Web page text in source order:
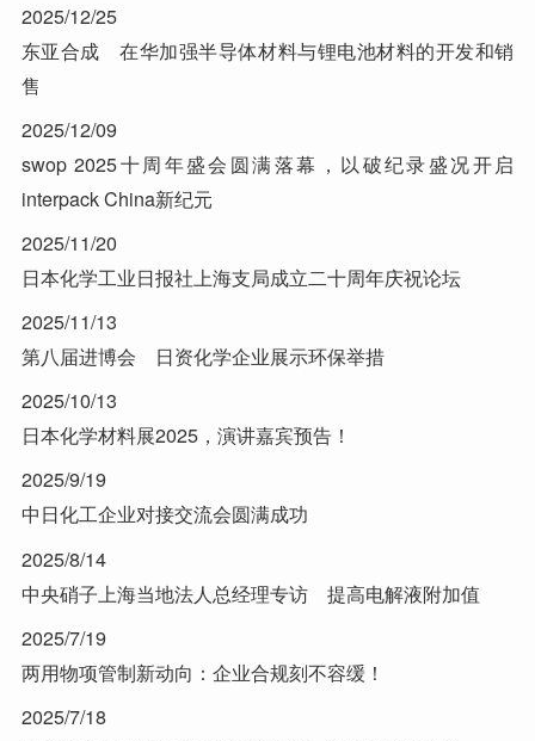
2025/12/25
东亚合成 在华加强半导体材料与锂电池材料的开发和销
售
2025/12/09
swop 2025十周年盛会圆满落幕，以破纪录盛况开启
interpack China新纪元
2025/11/20
日本化学工业日报社上海支局成立二十周年庆祝论坛
2025/11/13
第八届进博会 日资化学企业展示环保举措
2025/10/13
日本化学材料展2025，演讲嘉宾预告！
2025/9/19
中日化工企业对接交流会圆满成功
2025/8/14
中央硝子上海当地法人总经理专访 提高电解液附加值
2025/7/19
两用物项管制新动向：企业合规刻不容缓！
2025/7/18